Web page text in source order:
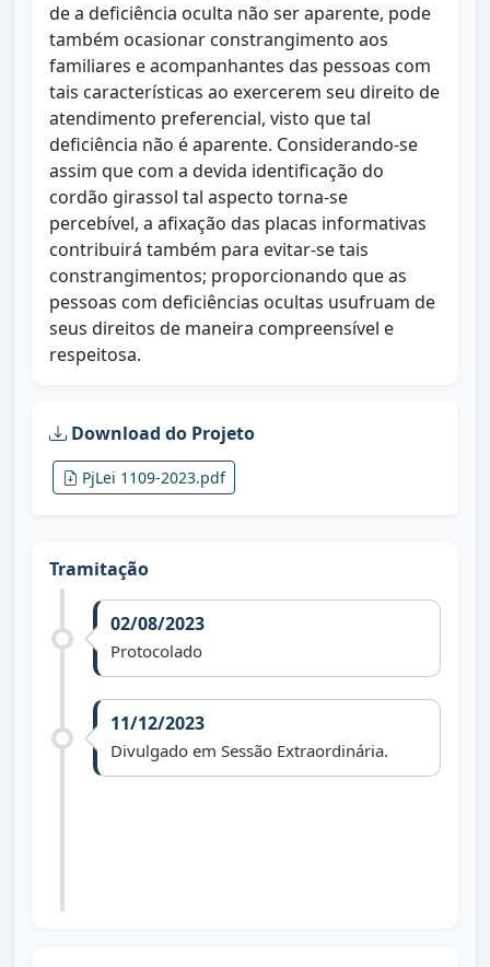
de a deficiência oculta não ser aparente, pode
também ocasionar constrangimento aos
familiares e acompanhantes das pessoas com
tais características ao exercerem seu direito de
atendimento preferencial, visto que tal
deficiência não é aparente. Considerando-se
assim que com a devida identificação do
cordão girassol tal aspecto torna-se
percebível, a afixação das placas informativas
contribuirá também para evitar-se tais
constrangimentos; proporcionando que as
pessoas com deficiências ocultas usufruam de
seus direitos de maneira compreensível e
respeitosa.
Download do Projeto
PjLei 1109-2023.pdf
Tramitação
02/08/2023
Protocolado
11/12/2023
Divulgado em Sessão Extraordinária.